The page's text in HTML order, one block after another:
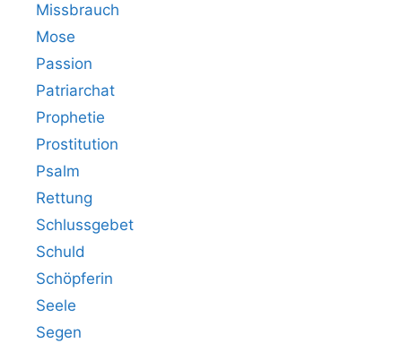
Missbrauch
Mose
Passion
Patriarchat
Prophetie
Prostitution
Psalm
Rettung
Schlussgebet
Schuld
Schöpferin
Seele
Segen